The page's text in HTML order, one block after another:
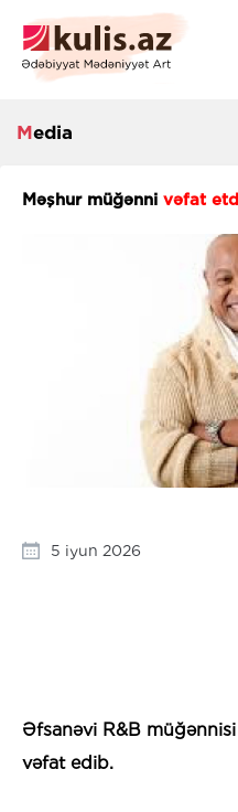
Media
Məşhur müğənni vəfat
5 iyun 2026
Əfsanəvi R&B
vəfat edib.